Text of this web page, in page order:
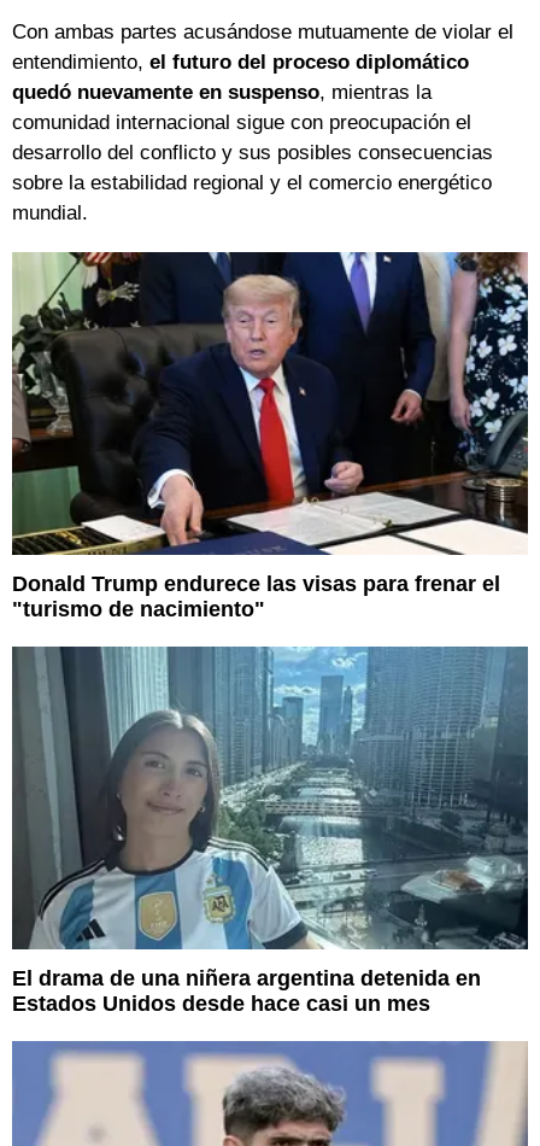
Con ambas partes acusándose mutuamente de violar el
entendimiento, el futuro del proceso diplomático
quedó nuevamente en suspenso, mientras la
comunidad internacional sigue con preocupación el
desarrollo del conflicto y sus posibles consecuencias
sobre la estabilidad regional y el comercio energético
mundial.
Donald Trump endurece las visas para frenar el
"turismo de nacimiento"
El drama de una niñera argentina detenida en
Estados Unidos desde hace casi un mes